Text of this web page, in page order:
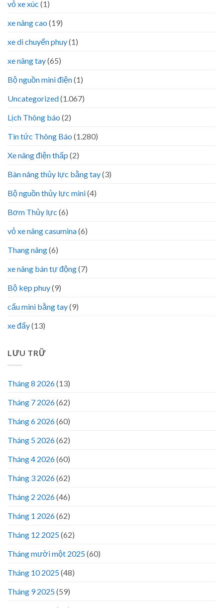
vỏ xe xúc (1)
xe nâng cao (19)
xe di chuyển phuy(1)
xe nâng tay(65)
Bộ nguồn mini điện(1)
Uncategorized(1.067)
Lịch Thông báo (2)
Tin tức Thông Báo (1.280)
Xe nâng điện thấp (2)
Bàn nâng thủy lực bằng tay(3)
Bộ nguồn thủy lực mini(4)
Bơm Thủy lực (6)
vỏ xe nâng casumina(6)
Thang nâng(6)
xe nâng bán tự động(7)
Bộ kẹp phuy(9)
cẩu mini bằng tay(9)
xe đẩy(13)
LƯU TRỮ
Tháng 8 2026(13)
Tháng 7 2026(62)
Tháng 6 2026(60)
Tháng 5 2026(62)
Tháng 4 2026(60)
Tháng 3 2026(62)
Tháng 2 2026(46)
Tháng 1 2026(62)
Tháng 12 2025(62)
Tháng mười một 2025(60)
Tháng 10 2025(48)
Tháng 9 2025(59)